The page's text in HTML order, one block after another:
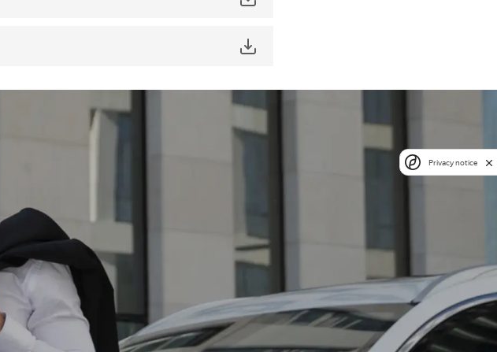
Privacy notice